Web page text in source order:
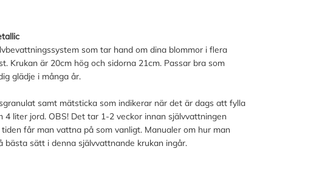
som tar hand om dina blommor i flera
Krukan är 20cm hög och sidorna 21cm. Passar bra som
glädje i många år.
samt mätsticka som indikerar när det är dags att fylla
liter jord. OBS! Det tar 1-2 veckor innan självvattningen
får man vattna på som vanligt. Manualer om hur man
sätt i denna självvattnande krukan ingår.